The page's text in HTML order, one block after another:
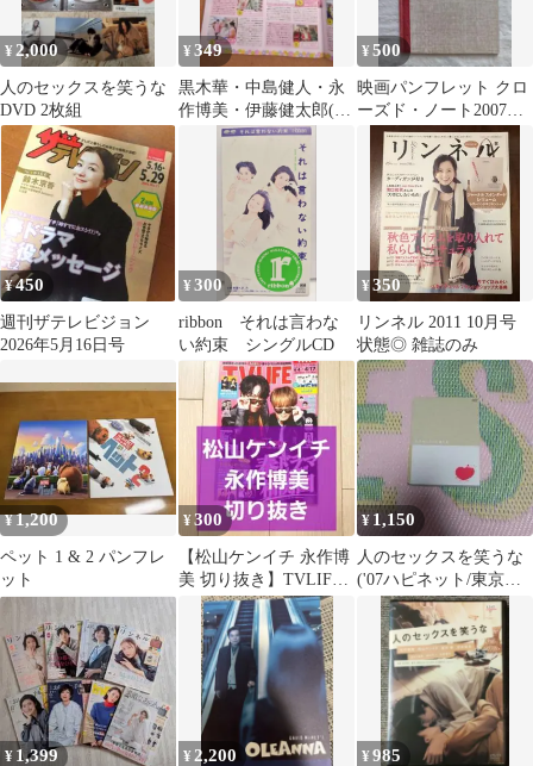
¥ 2,000
人のセックスを笑うな
DVD 2枚組
¥349
黒木華・中島健人・永
作博美・伊藤健太郎(裏
面)・切り抜き
¥500
映画パンフレット クロ
ーズド・ノート2007年/
東宝 沢尻エリカ 竹内結
¥450
週刊ザテレビジョン
2026年5月16日号
¥300
ribbon それは言わな
い約束 シングルCD
¥350
リンネル 2011 10月号
状態◎ 雑誌のみ
¥1,200
ペット 1 & 2 パンフレ
ット
¥300
【松山ケンイチ 永作博
美 切り抜き】TVLIFE
2026年 4/17号
¥ 1,150
人のセックスを笑うな
('07ハピネット/東京テ
アトル/WOWOW)〈2枚
組〉
¥ 1,399 ¥ 2,200 ¥985